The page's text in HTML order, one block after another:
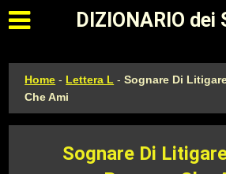
Apri il menu
DIZIONARIO dei
Home - Lettera L -Sognare Di
Che Ami
Sognare Di